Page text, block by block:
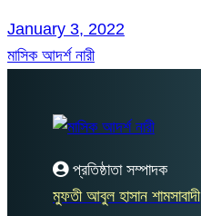
January 3, 2022
মাসিক আদর্শ নারী
প্রতিষ্ঠাতা সম্পাদক
মুফতী আবুল হাসান শামসাবাদী